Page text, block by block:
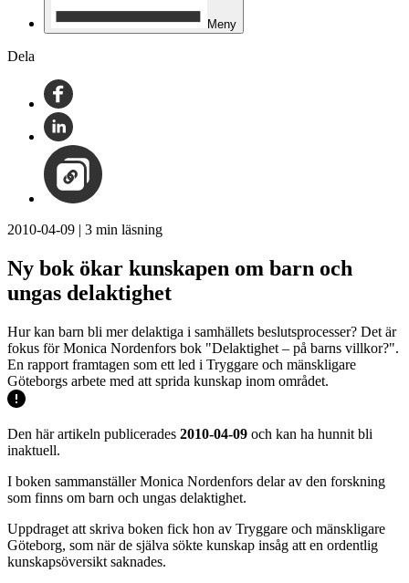
Meny
Dela
2010-04-09 | 3 min läsning
Ny bok ökar kunskapen om barn och
ungas delaktighet
Hur kan barn bli mer delaktiga i samhällets beslutsprocesser? Det är
fokus för Monica Nordenfors bok "Delaktighet – på barns villkor?".
En rapport framtagen som ett led i Tryggare och mänskligare
Göteborgs arbete med att sprida kunskap inom området.
Den här artikeln publicerades 2010-04-09 och kan ha hunnit bli
inaktuell.
I boken sammanställer Monica Nordenfors delar av den forskning
som finns om barn och ungas delaktighet.
Uppdraget att skriva boken fick hon av Tryggare och mänskligare
Göteborg, som när de själva sökte kunskap insåg att en ordentlig
kunskapsöversikt saknades.